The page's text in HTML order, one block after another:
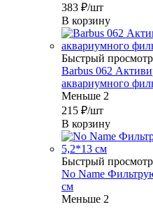
383 ₽/шт
В корзину
Быстрый просмотр
Barbus 062
аквариумного
Меньше 2
215 ₽/шт
В корзину
Быстрый просмотр
No Name
см
Меньше 2